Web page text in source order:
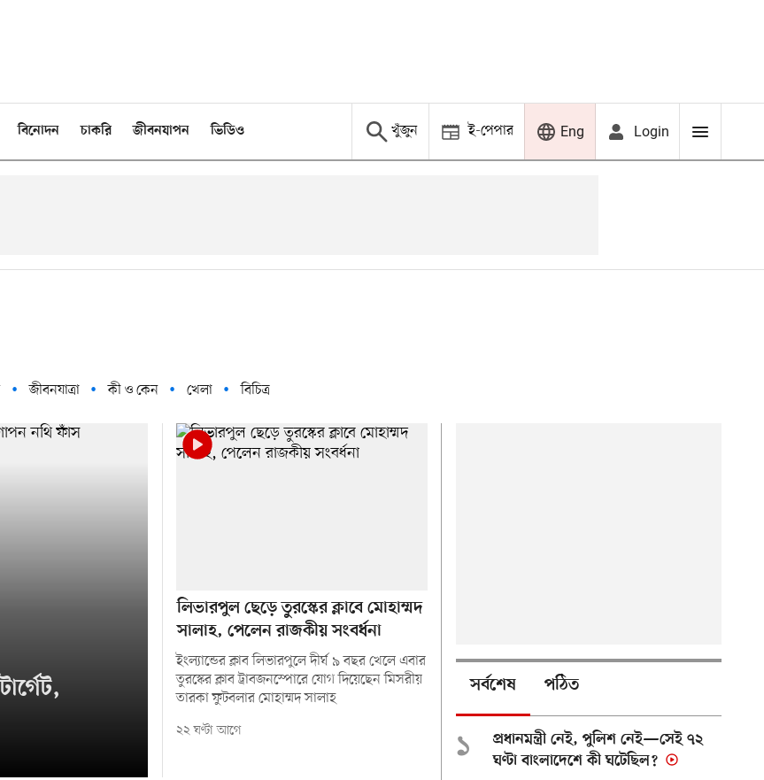
বিনোদন চাকরি জীবনযাপন ভিডিও খুঁজুন ই-পেপার Eng Login
জীবনযাত্রা কী ও কেন খেলা বিচিত্র
লিভারপুল ছেড়ে তুরস্কের ক্লাবে মোহাম্মদ
সালাহ, পেলেন রাজকীয় সংবর্ধনা
ইংল্যান্ডের ক্লাব লিভারপুলে দীর্ঘ ৯ বছর খেলে এবার
তুরস্কের ক্লাব ট্রাবজনস্পোরে যোগ দিয়েছেন মিসরীয়
তারকা ফুটবলার মোহাম্মদ সালাহ
২২ ঘণ্টা আগে
সর্বশেষ পঠিত
১
প্রধানমন্ত্রী নেই, পুলিশ নেই—সেই ৭২
ঘণ্টা বাংলাদেশে কী ঘটেছিল?